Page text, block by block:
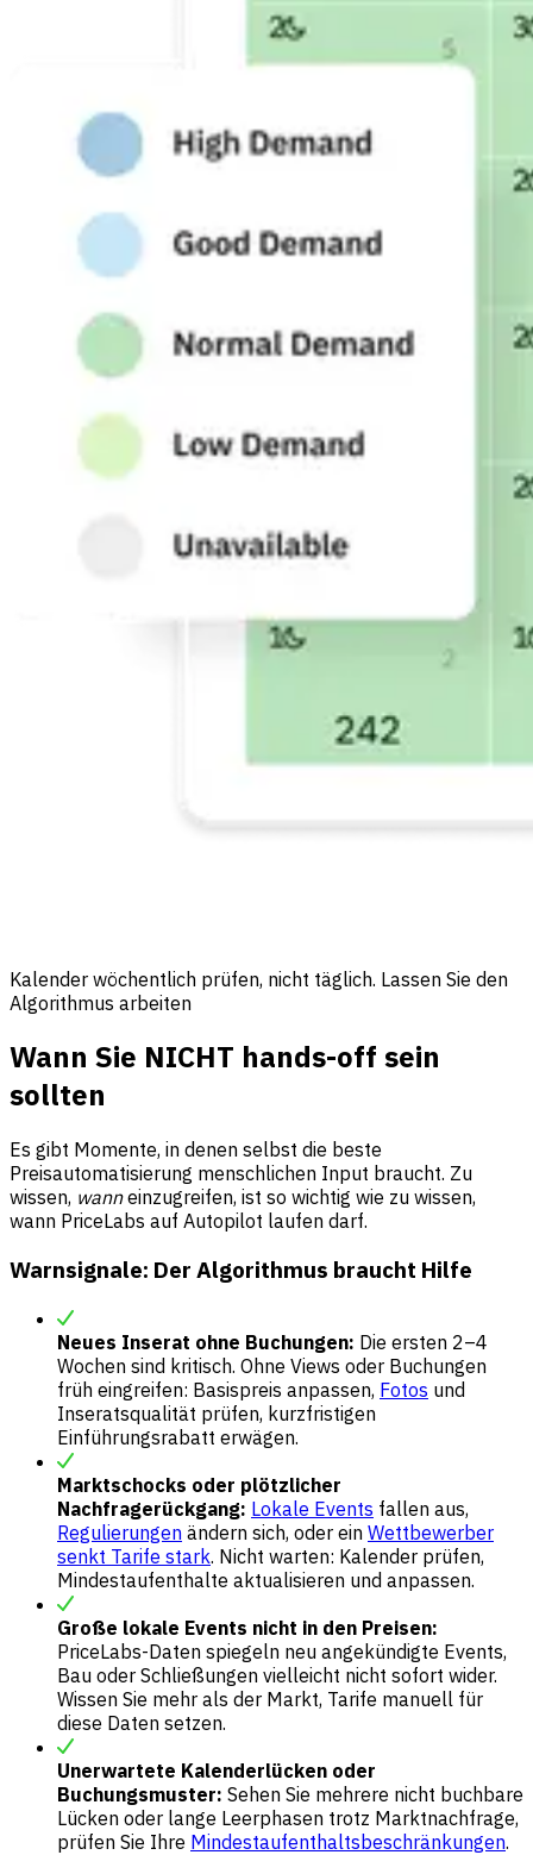
Kalender wöchentlich prüfen, nicht täglich. Lassen Sie den
Algorithmus arbeiten
Wann Sie NICHT hands-off sein
sollten
Es gibt Momente, in denen selbst die beste
Preisautomatisierung menschlichen Input braucht. Zu
wissen, wanneinzugreifen, ist so wichtig wie zu wissen,
wann PriceLabs auf Autopilot laufen darf.
Warnsignale: Der Algorithmus braucht Hilfe
Neues Inserat ohne Buchungen: Die ersten 2–4
Wochen sind kritisch. Ohne Views oder Buchungen
früh eingreifen: Basispreis anpassen, Fotos und
Inseratsqualität prüfen, kurzfristigen
Einführungsrabatt erwägen.
Marktschocks oder plötzlicher
Nachfragerückgang: Lokale Events fallen aus,
Regulierungen ändern sich, oder ein Wettbewerber
senkt Tarife stark. Nicht warten: Kalender prüfen,
Mindestaufenthalte aktualisieren und anpassen.
Große lokale Events nicht in den Preisen:
PriceLabs-Daten spiegeln neu angekündigte Events,
Bau oder Schließungen vielleicht nicht sofort wider.
Wissen Sie mehr als der Markt, Tarife manuell für
diese Daten setzen.
Unerwartete Kalenderlücken oder
Buchungsmuster: Sehen Sie mehrere nicht buchbare
Lücken oder lange Leerphasen trotz Marktnachfrage,
prüfen Sie Ihre Mindestaufenthaltsbeschränkungen.